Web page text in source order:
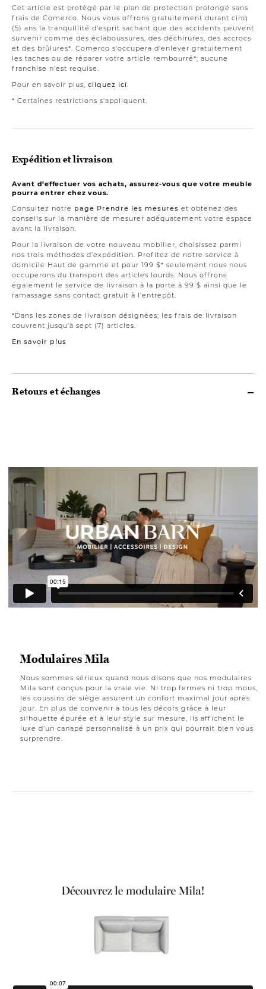
Cet article est protégé par le plan de protection prolongé sans
frais de Comerco. Nous vous offrons gratuitement durant cinq
(5) ans la tranquillité d'esprit sachant que des accidents peuvent
survenir comme des éclaboussures, des déchirures, des accrocs
et des brûlures*. Comerco s'occupera d'enlever gratuitement
les taches ou de réparer votre article rembourré*; aucune
franchise n'est requise.
Pour en savoir plus, cliquez ici.
* Certaines restrictions s'appliquent.
Expédition et livraison
Avant d’effectuer vos achats, assurez-vous que votre meuble
pourra entrer chez vous.
Consultez notre page Prendre les mesures et obtenez des
conseils sur la manière de mesurer adéquatement votre espace
avant la livraison.
Pour la livraison de votre nouveau mobilier, choisissez parmi
nos trois méthodes d’expédition. Profitez de notre service à
domicile Haut de gamme et pour 199 $* seulement nous nous
occuperons du transport des articles lourds. Nous offrons
également le service de livraison à la porte à 99 $ ainsi que le
ramassage sans contact gratuit à l’entrepôt.
*Dans les zones de livraison désignées; les frais de livraison
couvrent jusqu’à sept (7) articles.
En savoir plus
Retours et échanges
Modulaires Mila
Nous sommes sérieux quand nous disons que nos modulaires
Mila sont conçus pour la vraie vie. Ni trop fermes ni trop mous,
les coussins de siège assurent un confort maximal jour après
jour. En plus de convenir à tous les décors grâce à leur
silhouette épurée et à leur style sur mesure, ils affichent le
luxe d’un canapé personnalisé à un prix qui pourrait bien vous
surprendre.